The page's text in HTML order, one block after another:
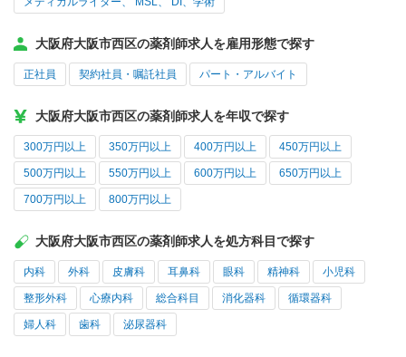
大阪府大阪市西区の薬剤師求人を雇用形態で探す
正社員 契約社員・嘱託社員 パート・アルバイト
大阪府大阪市西区の薬剤師求人を年収で探す
300万円以上 350万円以上 400万円以上 450万円以上
500万円以上 550万円以上 600万円以上 650万円以上
700万円以上 800万円以上
大阪府大阪市西区の薬剤師求人を処方科目で探す
内科 外科 皮膚科 耳鼻科 眼科 精神科 小児科
整形外科 心療内科 総合科目 消化器科 循環器科
婦人科 歯科 泌尿器科